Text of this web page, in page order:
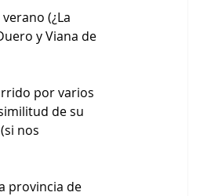
(¿La
y Viana de
por varios
de su
nos
provincia de